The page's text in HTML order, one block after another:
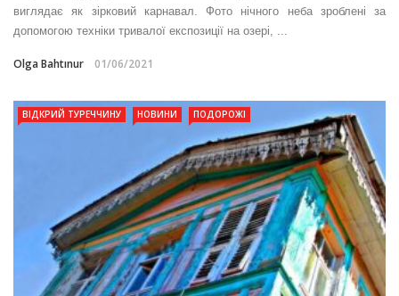
виглядає як зірковий карнавал. Фото нічного неба зроблені за
допомогою техніки тривалої експозиції на озері, ...
Olga Bahtınur 01/06/2021
ВІДКРИЙ ТУРЕЧЧИНУ НОВИНИ ПОДОРОЖІ